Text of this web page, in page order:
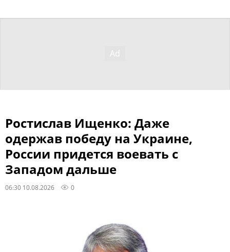
Ростислав Ищенко: Даже
одержав победу на Украине,
России придется воевать с
Западом дальше
06:30 10.08.2026 0